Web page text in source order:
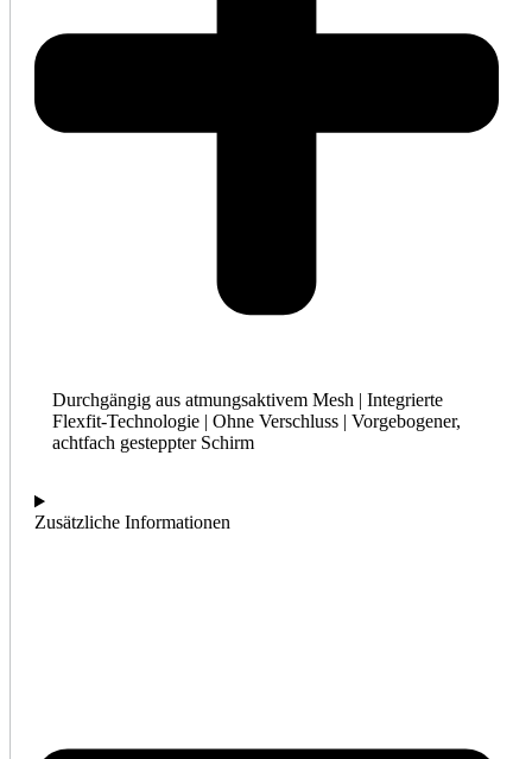
Durchgängig aus atmungsaktivem Mesh | Integrierte
Flexfit-Technologie | Ohne Verschluss | Vorgebogener,
achtfach gesteppter Schirm
Zusätzliche Informationen